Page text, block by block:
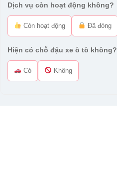
Dịch vụ còn hoạt động không?
Còn hoạt động Đã đóng
Hiện có chỗ đậu xe ô tô không?
Có Không